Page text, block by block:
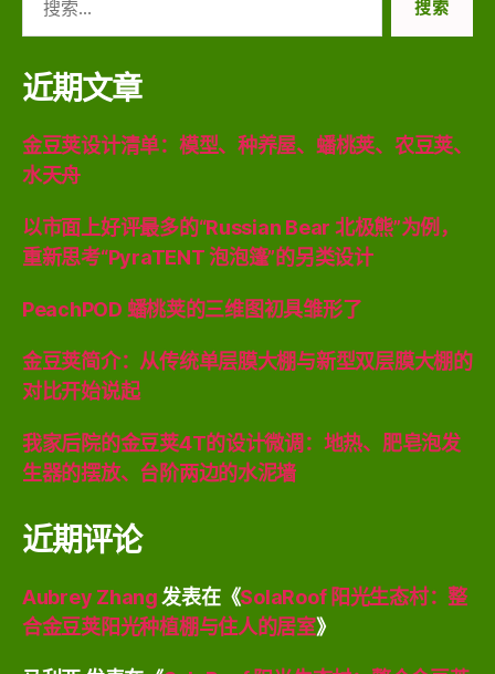
索：
近期文章
金豆荚设计清单：模型、种养屋、蟠桃荚、农豆荚、
水天舟
以市面上好评最多的“Russian Bear 北极熊”为例，
重新思考“PyraTENT 泡泡篷”的另类设计
PeachPOD 蟠桃荚的三维图初具雏形了
金豆荚简介：从传统单层膜大棚与新型双层膜大棚的
对比开始说起
我家后院的金豆荚4T的设计微调：地热、肥皂泡发
生器的摆放、台阶两边的水泥墙
近期评论
Aubrey Zhang发表在《SolaRoof 阳光生态村：整
合金豆荚阳光种植棚与住人的居室》